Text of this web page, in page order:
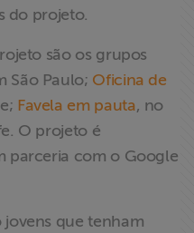
do projeto.
são os grupos
São Paulo; Oficina de
Favela em pauta, no
O projeto é
parceria com o Google
que tenham